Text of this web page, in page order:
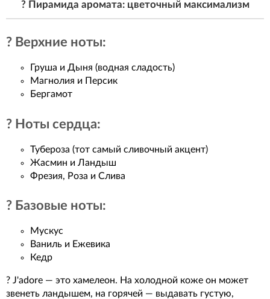
? Пирамида аромата: цветочный максимализм
? Верхние ноты:
Груша и Дыня (водная сладость)
Магнолия и Персик
Бергамот
? Ноты сердца:
Тубероза (тот самый сливочный акцент)
Жасмин и Ландыш
Фрезия, Роза и Слива
? Базовые ноты:
Мускус
Ваниль и Ежевика
Кедр
? J'adore — это хамелеон. На холодной коже он может
звенеть ландышем, на горячей — выдавать густую,